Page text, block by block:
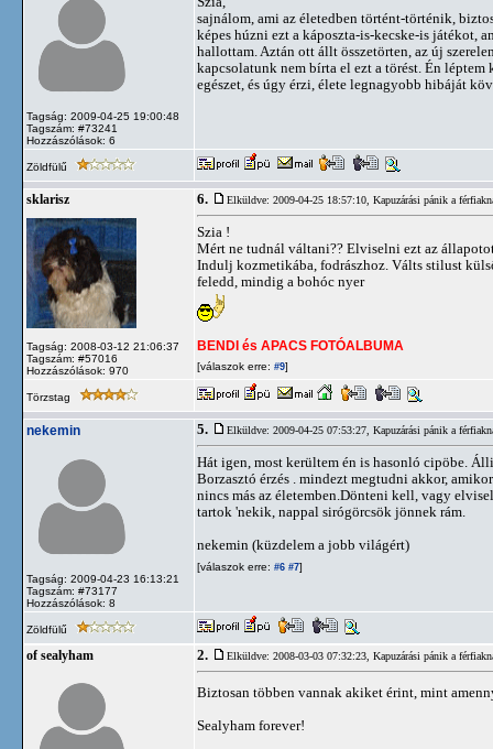
Tagság: 2009-04-25 19:00:48
Tagszám: #73241
Hozzászólások: 6
sajnálom, ami az életedben történt-történik,
képes húzni ezt a káposzta-is-kecske-is játékot,
hallottam. Aztán ott állt összetörten, az új
kapcsolatunk nem bírta el ezt a törést. Én
egészet, és úgy érzi, élete legnagyobb hibáját
Zöldfülű
sklarisz
Tagság: 2008-03-12 21:06:37
Tagszám: #57016
Hozzászólások: 970
6. Elküldve: 2009-04-25 18:57:10, Kapuzárási pánik a
Szia !
Mért ne tudnál váltani?? Elviselni ezt az
Indulj kozmetikába, fodrászhoz. Válts stilust
feledd, mindig a bohóc nyer
BENDI és APACS FOTÓALBUMA
[válaszok erre: #9]
Törzstag
nekemin
Tagság: 2009-04-23 16:13:21
Tagszám: #73177
Hozzászólások: 8
5. Elküldve: 2009-04-25 07:53:27, Kapuzárási pánik a
Hát igen, most kerültem én is hasonló cipöbe.
Borzasztó érzés . mindezt megtudni akkor,
nincs más az életemben.Dönteni kell, vagy
tartok 'nekik, nappal sirógörcsök jönnek rám.
nekemin (küzdelem a jobb világért)
[válaszok erre: #6 #7]
Zöldfülű
of sealyham 2. Elküldve: 2008-03-03 07:32:23, Kapuzárási pánik a
Biztosan többen vannak akiket érint, mint
Sealyham forever!